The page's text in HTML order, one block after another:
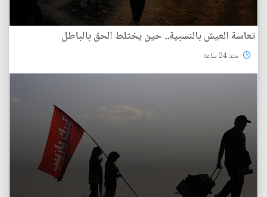
تعاسة العيش بالنسبية.. حين يختلط الحق بالباطل
منذ 24 ساعة